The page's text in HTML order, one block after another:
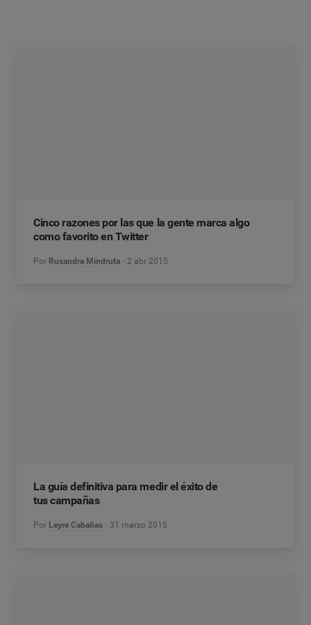
Cinco razones por las que la gente marca algo
como favorito en Twitter
Por Ruxandra Mindruta 2 abr 2015
La guía definitiva para medir el éxito de
tus campañas
Por Leyre Cabañas 31 marzo 2015